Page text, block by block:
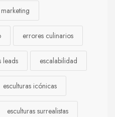
errores culinarios
leads escalabilidad
esculturas icónicas
esculturas surrealistas